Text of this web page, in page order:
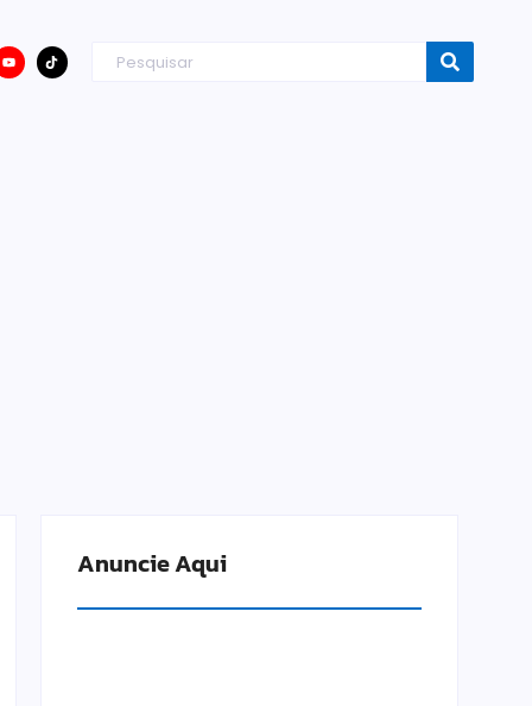
Anuncie Aqui